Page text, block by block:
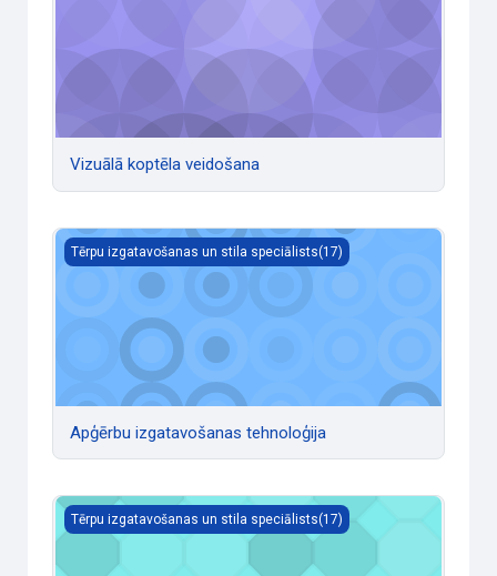
Vizuālā koptēla veidošana
Apģērbu izgatavošanas tehnoloģija
Tērpu izgatavošanas un stila speciālists(17)
Apģērbu izgatavošanas tehnoloģija
Kvalifikācijas prakse(TISS)
Tērpu izgatavošanas un stila speciālists(17)